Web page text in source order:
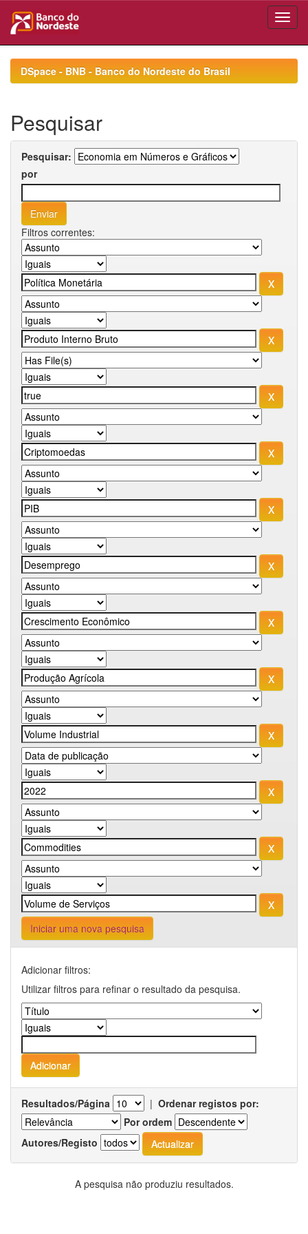
navigationDSpace - BNB - Banco do Nordeste do Brasil
Pesquisar
Pesquisar:
por
Filtros correntes:
Iniciar uma nova pesquisa
Adicionar filtros:
Utilizar filtros para refinar o resultado da pesquisa.
Resultados/Página | Ordenar registos por:
Por ordem
Autores/Registo
A pesquisa não produziu resultados.